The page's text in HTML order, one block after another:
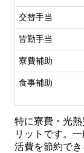
交替手当
皆勤手当
寮費補助
食事補助
特に寮費・光
リットです。
活費を節約でき